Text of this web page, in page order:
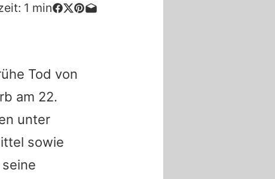
1 min
Tod von
am 22.
unter
sowie